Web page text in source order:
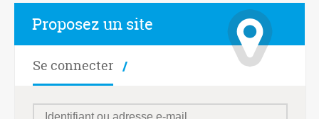
Proposez un site
Se connecter